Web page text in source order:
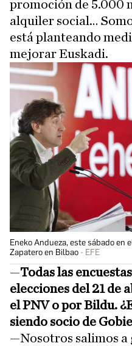
promoción de 5.000
alquiler social…
está planteando
mejorar Euskadi.
Eneko Andueza, este sábado en
Zapatero en Bilbao
EFE
—Todas las
elecciones del 21 de
el PNV o por Bildu.
siendo socio de
—Nosotros salimos a